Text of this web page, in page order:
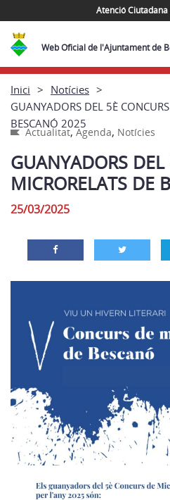
Atenció
Web Oficial de l'Ajuntament de
Inici
Notícies
GUANYADORS DEL 5È
BESCANÓ 2025
Actualitat,Agenda, Notícies
GUANYADORS
MICRORELATS DE
25/03/2025